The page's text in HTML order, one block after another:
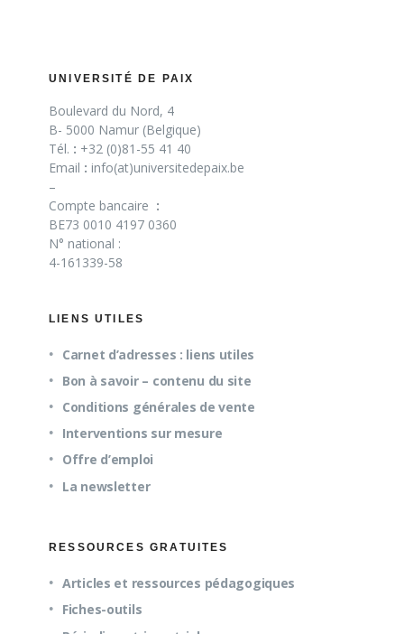
UNIVERSITÉ DE PAIX
Boulevard du Nord, 4
B- 5000 Namur (Belgique)
Tél. : +32 (0)81-55 41 40
Email : info(at)universitedepaix.be
–
Compte bancaire :
BE73 0010 4197 0360
N° national :
4-161339-58
LIENS UTILES
Carnet d’adresses : liens utiles
Bon à savoir – contenu du site
Conditions générales de vente
Interventions sur mesure
Offre d’emploi
La newsletter
RESSOURCES GRATUITES
Articles et ressources pédagogiques
Fiches-outils